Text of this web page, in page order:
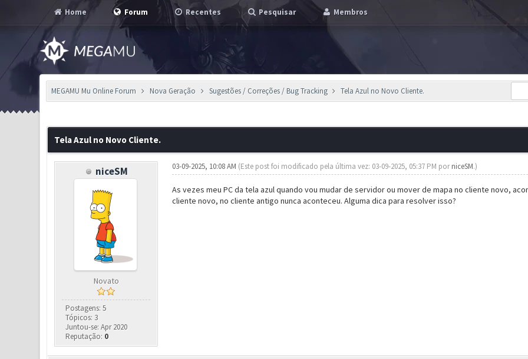
Home Forum Recentes Pesquisar Membros
MEGAMU Mu Online Forum Nova Geração Sugestões / Correções / Bug Tracking Tela Azul no Novo Cliente.
Tela Azul no Novo Cliente.
niceSM
Novato
Postagens: 5
Tópicos: 3
Juntou-se: Apr 2020
Reputação: 0
03-09-2025, 10:08 AM (Este post foi modificado pela última vez: 03-09-2025, 05:37 PM porniceSM.)
As vezes meu PC da tela azul quando vou mudar de servidor ou mover de mapa no cliente novo,
cliente novo, no cliente antigo nunca aconteceu. Alguma dica para resolver isso?